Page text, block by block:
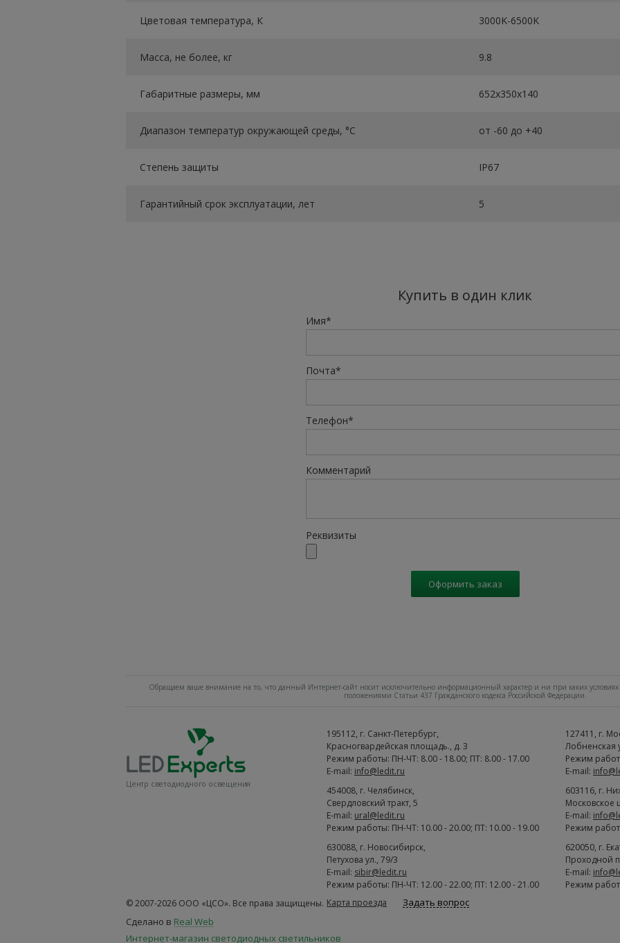
Цветовая температура, К 3000K-6500K
Масса, не более, кг 9.8
Габаритные размеры, мм 652х350х140
Диапазон температур окружающей среды, °C от -60 до +40
Степень защиты IP67
Гарантийный срок эксплуатации, лет 5
Купить в один клик
Имя*
Почта*
Телефон*
Комментарий
Реквизиты
Оформить заказ
Обращаем ваше внимание на то, что данный Интернет-сайт носит исключительно информационный характер и ни при каких условиях
положениями Статьи 437 Гражданского кодекса Российской Федерации.
Центр светодиодного освещения
195112, г. Cанкт-Петербург,
Красногвардейская площадь., д. 3
Режим работы: ПН-ЧТ: 8.00 - 18.00; ПТ: 8.00 - 17.00
E-mail: info@ledit.ru
127411 , г.
Лобненская
Режим
E-mail:
454008, г. Челябинск,
Свердловский тракт, 5
E-mail: ural@ledit.ru
Режим работы: ПН-ЧТ: 10.00 - 20.00; ПТ: 10.00 - 19.00
603116, г.
Московское
E-mail:
Режим
630088, г. Новосибирск,
Петухова ул., 79/3
E-mail: sibir@ledit.ru
Режим работы: ПН-ЧТ: 12.00 - 22.00; ПТ: 12.00 - 21.00
620050, г.
Проходной
E-mail:
Режим
Карта проезда
Задать вопрос
© 2007-2026 ООО «ЦСО». Все права защищены.
Сделано в Real Web
Интернет-магазин светодиодных светильников